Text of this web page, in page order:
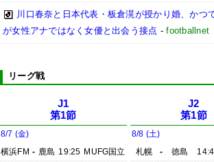
川口春奈と日本代表・板倉滉が授かり婚、か
が女性アナではなく女優と出会う接点 -footballnet
リーグ戦
J1
第1節
8/7 (金)
横浜FM - 鹿島 19:25 MUFG国立
J2
第1節
8/8 (土)
札幌
- 徳島